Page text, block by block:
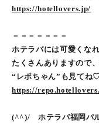
https://hotellovers.jp/
－－－－－－－
ホテラバには可愛くな
たくさんありますので
“レポちゃん”も見てね♡
https://
(^^)/ ホテラバ福岡パ